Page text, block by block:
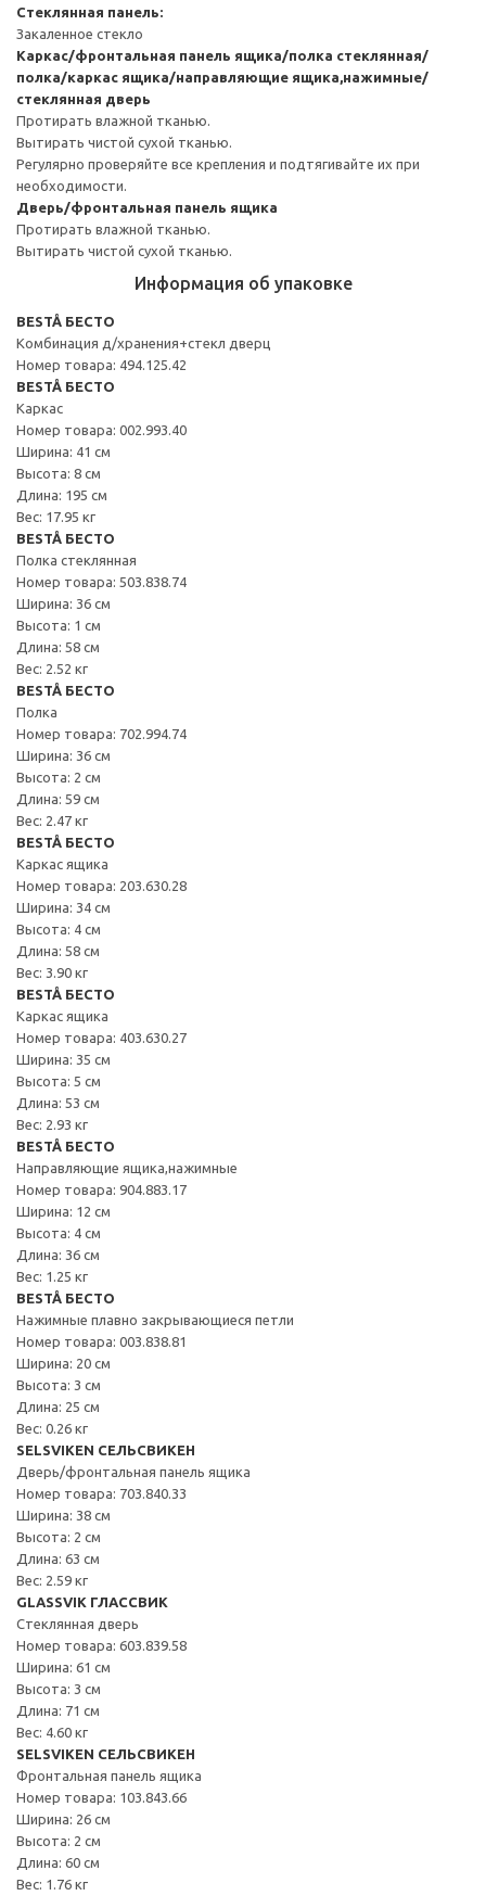
Стеклянная панель:
Закаленное стекло
Каркас/фронтальная панель ящика/полка стеклянная/
полка/каркас ящика/направляющие ящика,нажимные/
стеклянная дверь
Протирать влажной тканью.
Вытирать чистой сухой тканью.
Регулярно проверяйте все крепления и подтягивайте их при
необходимости.
Дверь/фронтальная панель ящика
Протирать влажной тканью.
Вытирать чистой сухой тканью.
Информация об упаковке
BESTÅ БЕСТО
Комбинация д/хранения+стекл дверц
Номер товара: 494.125.42
BESTÅ БЕСТО
Каркас
Номер товара: 002.993.40
Ширина: 41 см
Высота: 8 см
Длина: 195 см
Вес: 17.95 кг
BESTÅ БЕСТО
Полка стеклянная
Номер товара: 503.838.74
Ширина: 36 см
Высота: 1 см
Длина: 58 см
Вес: 2.52 кг
BESTÅ БЕСТО
Полка
Номер товара: 702.994.74
Ширина: 36 см
Высота: 2 см
Длина: 59 см
Вес: 2.47 кг
BESTÅ БЕСТО
Каркас ящика
Номер товара: 203.630.28
Ширина: 34 см
Высота: 4 см
Длина: 58 см
Вес: 3.90 кг
BESTÅ БЕСТО
Каркас ящика
Номер товара: 403.630.27
Ширина: 35 см
Высота: 5 см
Длина: 53 см
Вес: 2.93 кг
BESTÅ БЕСТО
Направляющие ящика,нажимные
Номер товара: 904.883.17
Ширина: 12 см
Высота: 4 см
Длина: 36 см
Вес: 1.25 кг
BESTÅ БЕСТО
Нажимные плавно закрывающиеся петли
Номер товара: 003.838.81
Ширина: 20 см
Высота: 3 см
Длина: 25 см
Вес: 0.26 кг
SELSVIKEN СЕЛЬСВИКЕН
Дверь/фронтальная панель ящика
Номер товара: 703.840.33
Ширина: 38 см
Высота: 2 см
Длина: 63 см
Вес: 2.59 кг
GLASSVIK ГЛАССВИК
Стеклянная дверь
Номер товара: 603.839.58
Ширина: 61 см
Высота: 3 см
Длина: 71 см
Вес: 4.60 кг
SELSVIKEN СЕЛЬСВИКЕН
Фронтальная панель ящика
Номер товара: 103.843.66
Ширина: 26 см
Высота: 2 см
Длина: 60 см
Вес: 1.76 кг